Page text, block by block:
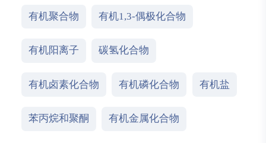
有机聚合物 有机1,3-偶极化合物
有机阳离子 碳氢化合物
有机卤素化合物 有机磷化合物 有机盐
苯丙烷和聚酮 有机金属化合物